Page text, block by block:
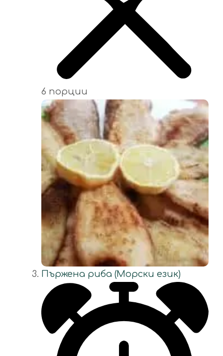
6 порции
Пържена риба (Морски език)